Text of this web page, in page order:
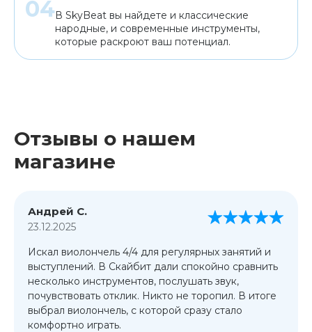
В SkyBeat вы найдете и классические
народные, и современные инструменты,
которые раскроют ваш потенциал.
Отзывы о нашем
магазине
Андрей С.
23.12.2025
Искал виолончель 4/4 для регулярных занятий и
выступлений. В Скайбит дали спокойно сравнить
несколько инструментов, послушать звук,
почувствовать отклик. Никто не торопил. В итоге
выбрал виолончель, с которой сразу стало
комфортно играть.